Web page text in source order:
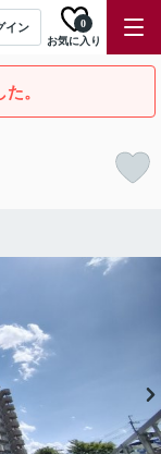
イン
お気に入り
0
。